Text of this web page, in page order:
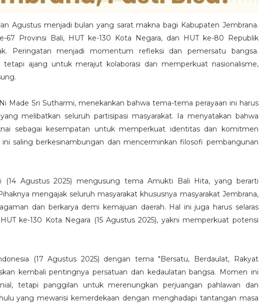
Agustus menjadi bulan yang sarat makna bagi Kabupaten Jembrana.
67 Provinsi Bali, HUT ke-130 Kota Negara, dan HUT ke-80 Republik
Peringatan menjadi momentum refleksi dan pemersatu bangsa.
tetapi ajang untuk merajut kolaborasi dan memperkuat nasionalisme,
Made Sri Sutharmi, menekankan bahwa tema-tema perayaan ini harus
melibatkan seluruh partisipasi masyarakat. Ia menyatakan bahwa
sebagai kesempatan untuk memperkuat identitas dan komitmen
saling berkesinambungan dan mencerminkan filosofi pembangunan
(14 Agustus 2025) mengusung tema Amukti Bali Hita, yang berarti
mengajak seluruh masyarakat khususnya masyarakat Jembrana,
dan berkarya demi kemajuan daerah. Hal ini juga harus selaras
ke-130 Kota Negara (15 Agustus 2025), yakni memperkuat potensi
(17 Agustus 2025) dengan tema "Bersatu, Berdaulat, Rakyat
kembali pentingnya persatuan dan kedaulatan bangsa. Momen ini
tetapi panggilan untuk merenungkan perjuangan pahlawan dan
yang mewarisi kemerdekaan dengan menghadapi tantangan masa